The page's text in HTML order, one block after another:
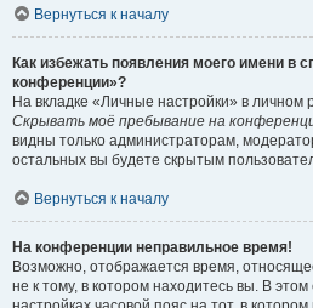
Вернуться к началу
Как избежать появления моего имени в
конференции»?
На вкладке «Личные настройки» в
Скрывать моё пребывание на
видны только администраторам,
остальных вы будете скрытым
Вернуться к началу
На конференции неправильное время!
Возможно, отображается время,
не к тому, в котором находитесь вы. В